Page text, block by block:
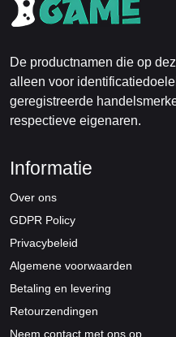
De productnamen die op
alleen voor
geregistreerde
respectieve eigenaren.
Informatie
Over ons
GDPR Policy
Privacybeleid
Algemene voorwaarden
Betaling en levering
Retourzendingen
Neem contact met ons op